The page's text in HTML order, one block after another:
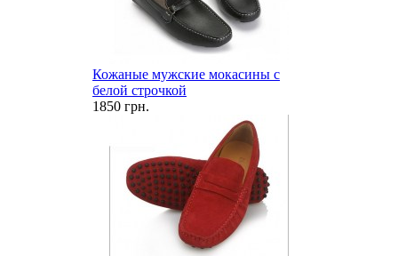
Кожаные мужские мокасины с
белой строчкой
1850 грн.